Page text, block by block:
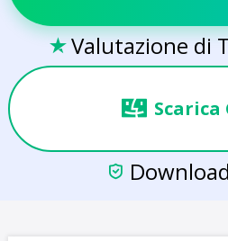
 Valutazione di
